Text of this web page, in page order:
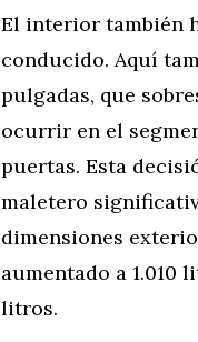
El interior también
conducido. Aquí
pulgadas, que
ocurrir en el
puertas. Esta
maletero
dimensiones
aumentado a 1.010
litros.